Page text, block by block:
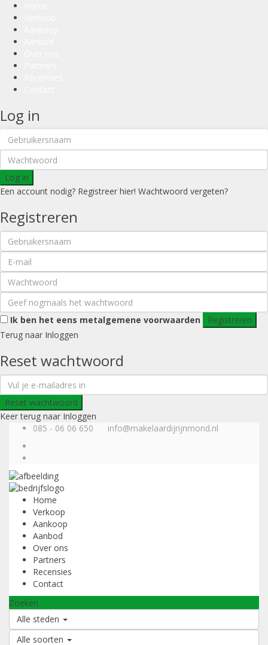
Log in
Log in
Een account nodig? Registreer hier! Wachtwoord vergeten?
Registreren
Ik ben het eens metalgemene voorwaarden
Registreren
Terug naar Inloggen
Reset wachtwoord
Reset wachtwoord
Keer terug naar Inloggen
085 - 06 06 650
info@makelaardijrijnmond.nl
Home
Verkoop
Aankoop
Aanbod
Over ons
Partners
Recensies
Contact
Zoeken
Alle steden
Alle soorten